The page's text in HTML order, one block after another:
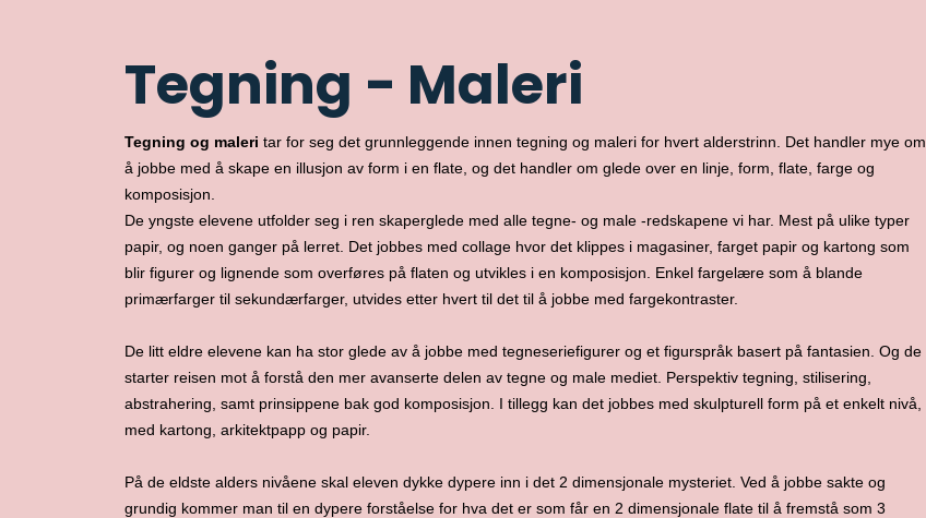
Tegning - Maleri
Tegning og maleri tar for seg det grunnleggende innen tegning og maleri for hvert alderstrinn. Det handler mye om
å jobbe med å skape en illusjon av form i en flate, og det handler om glede over en linje, form, flate, farge og
komposisjon.
De yngste elevene utfolder seg i ren skaperglede med alle tegne- og male -redskapene vi har. Mest på ulike typer
papir, og noen ganger på lerret. Det jobbes med collage hvor det klippes i magasiner, farget papir og kartong som
blir figurer og lignende som overføres på flaten og utvikles i en komposisjon. Enkel fargelære som å blande
primærfarger til sekundærfarger, utvides etter hvert til det til å jobbe med fargekontraster.
De litt eldre elevene kan ha stor glede av å jobbe med tegneseriefigurer og et figurspråk basert på fantasien. Og de
starter reisen mot å forstå den mer avanserte delen av tegne og male mediet. Perspektiv tegning, stilisering,
abstrahering, samt prinsippene bak god komposisjon. I tillegg kan det jobbes med skulpturell form på et enkelt nivå,
med kartong, arkitektpapp og papir.
På de eldste alders nivåene skal eleven dykke dypere inn i det 2 dimensjonale mysteriet. Ved å jobbe sakte og
grundig kommer man til en dypere forståelse for hva det er som får en 2 dimensjonale flate til å fremstå som 3